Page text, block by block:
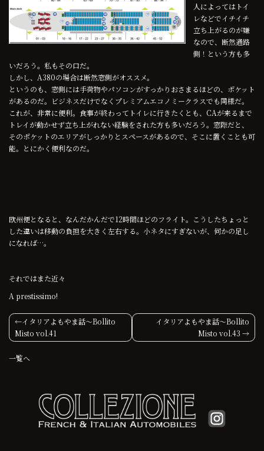
人によってはトイ
レなどでイチイチ
立ち上がるのが嫌
なので、断然通路
側！という方も多
いだろう。私もその口だ。
しかし、A380の場合は断然窓側がオススメ。
というのも、窓側には手荷物やパソコンがすっかりおさまるほどの、ポケット
があるのだ。ビジネスだけでなくプレミアムエコノミークラスでも同様だ。
これが、非常に便利。食事が終わってトイレに行きたくとも、CAが来るまで
トレイが動かせず立ち上がれない経験をされた方も多いだろう。窓際だと、
そのポケットのエリアがしっかりとスペースがあるので、そこに置くことも可
能。とにかく便利なのだ。
欧州便となると、なんだかんだで12時間ほどのフライト。こうしたちょっと
した違いは移動の負担を大きく左右する。小ネタにすぎないが、何かの足し
になれば…。
それではまた近々
A prestissimo!
投
稿
ナ
イタリアよもやま話〜Bollito
Misto vol.41
イタリアよもやま話〜Bollito
Misto vol.43
一覧へ